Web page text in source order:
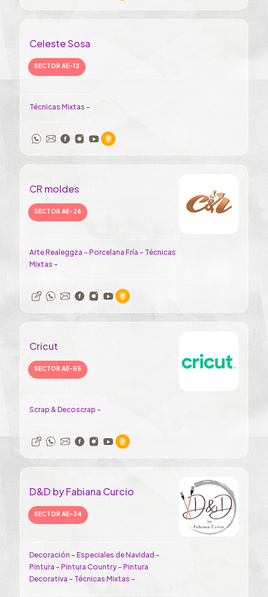
Celeste Sosa
SECTOR AE-12
Técnicas Mixtas -
CR moldes
SECTOR AE-26
Arte Realeggza - Porcelana Fría - Técnicas
Mixtas -
Cricut
SECTOR AE-55
Scrap & Decoscrap -
D&D by Fabiana Curcio
SECTOR AE-34
Decoración - Especiales de Navidad -
Pintura - Pintura Country - Pintura
Decorativa - Técnicas Mixtas -